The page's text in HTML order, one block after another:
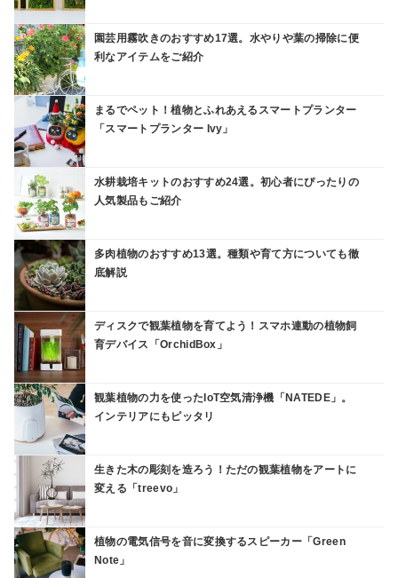
園芸用霧吹きのおすすめ17選。水やりや葉の掃除に便
利なアイテムをご紹介
まるでペット！植物とふれあえるスマートプランター
「スマートプランター Ivy」
水耕栽培キットのおすすめ24選。初心者にぴったりの
人気製品もご紹介
多肉植物のおすすめ13選。種類や育て方についても徹
底解説
ディスクで観葉植物を育てよう！スマホ連動の植物飼
育デバイス「OrchidBox」
観葉植物の力を使ったIoT空気清浄機「NATEDE」。
インテリアにもピッタリ
生きた木の彫刻を造ろう！ただの観葉植物をアートに
変える「treevo」
植物の電気信号を音に変換するスピーカー「Green
Note」